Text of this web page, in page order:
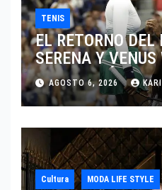
TENIS
EL RETORNO
SERENA Y
DISPUTARÁN
CINCINNATI 2026
AGOSTO 6, 2026
Cultura MODA LIFE STYLE